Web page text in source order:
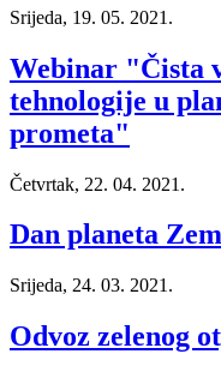
Srijeda, 19. 05. 2021.
Webinar "Čista
tehnologije u
prometa"
Četvrtak, 22. 04. 2021.
Dan planeta
Srijeda, 24. 03. 2021.
Odvoz zelenog